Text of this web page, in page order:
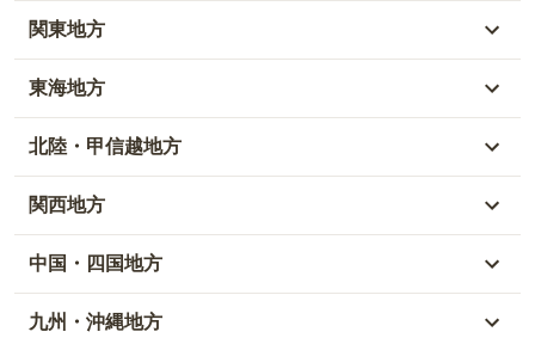
北海道
青森県
秋田県
山形県
宮城県
関東地方
東京都
神奈川県
埼玉県
茨城県
東海地方
愛知県
岐阜県
静岡県
北陸・甲信越地方
富山県
石川県
福井県
関西地方
大阪府
兵庫県
中国・四国地方
岡山県
九州・沖縄地方